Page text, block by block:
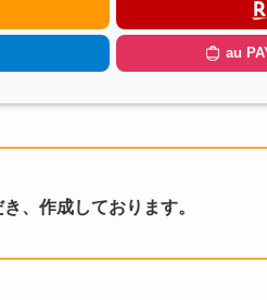
au
、作成しております。